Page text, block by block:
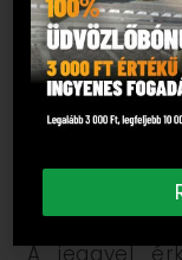
Budapestre,
is jó
tere és a
a döntő
fan zone-t
A jeggyel